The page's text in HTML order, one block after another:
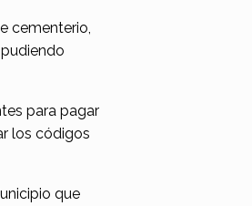
cementerio,
para pagar
los códigos
que